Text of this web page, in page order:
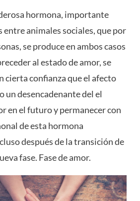
hormona, importante
entre animales sociales, que por
se produce en ambos casos
al estado de amor, se
cierta confianza que el afecto
un desencadenante del el
en el futuro y permanecer con
de esta hormona
después de la transición de
fase. Fase de amor.